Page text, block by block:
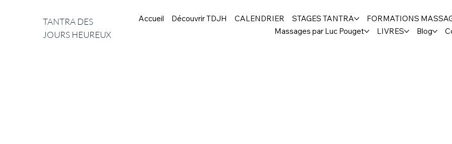
TANTRA DES
JOURS HEUREUX
Accueil Découvrir TDJH CALENDRIER STAGES TANTRA
FORMATIONS
Massages par Luc Pouget
LIVRES Blog